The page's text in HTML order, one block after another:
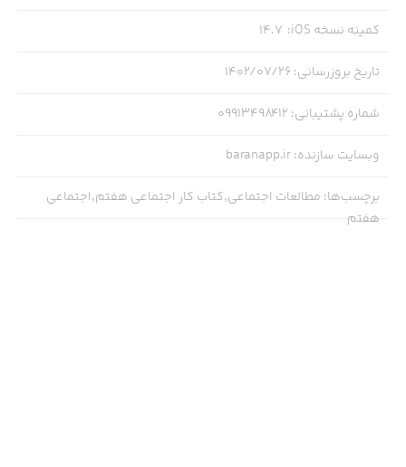
کمینه نسخه iOS :
14.7
تاریخ بروزرسانی: ۱۴۰۲/۰۷/۲۶
شماره پشتیبانی: ۰۹۹۱۳۴۹۸۴۱۲
وبسایت سازنده:
baranapp.ir
برچسب‌ها: مطالعات اجتماعی,کتاب کار اجتماعی هفتم,اجتماعی
هفتم